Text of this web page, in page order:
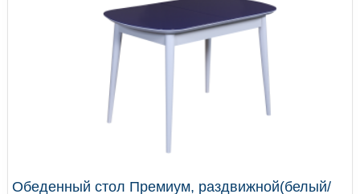
Обеденный стол Премиум, раздвижной(белый/